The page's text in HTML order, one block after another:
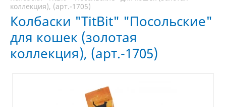
коллекция), (арт.-1705)
Колбаски "TitBit" "Посольские"
для кошек (золотая
коллекция), (арт.-1705)